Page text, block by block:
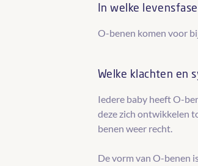
In welke
O-benen komen voor
Welke klachten en
Iedere baby heeft O-
deze zich ontwikkelen
benen weer recht.
De vorm van O-benen